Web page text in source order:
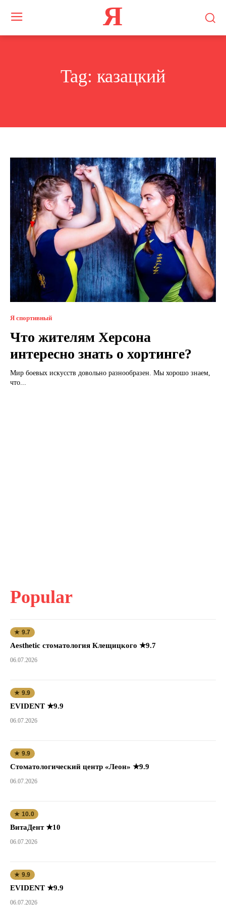
Я
Tag: казацкий
Я спортивный
Что жителям Херсона
интересно знать о хортинге?
Мир боевых искусств довольно разнообразен. Мы хорошо знаем,
что...
Popular
★ 9.7
Aesthetic стоматология Клещицкого ★9.7
06.07.2026
★ 9.9
EVIDENT ★9.9
06.07.2026
★ 9.9
Стоматологический центр «Леон» ★9.9
06.07.2026
★ 10.0
ВитаДент ★10
06.07.2026
★ 9.9
EVIDENT ★9.9
06.07.2026